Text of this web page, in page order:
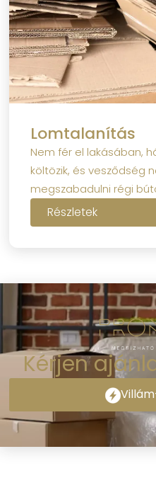
Lomtalanítás
Nem fér el lakásában,
költözik, és vesződség
megszabadulni régi
Részletek
Kérjen